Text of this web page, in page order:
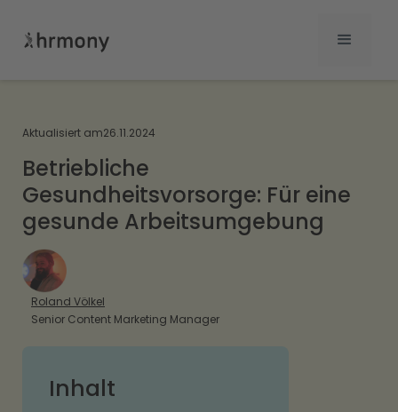
Aktualisiert am26.11.2024
Betriebliche
Gesundheitsvorsorge: Für eine
gesunde Arbeitsumgebung
Roland Völkel
Senior Content Marketing Manager
Inhalt